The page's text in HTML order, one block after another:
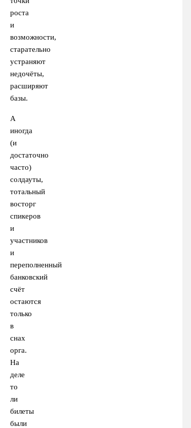
роста
и
возможности,
старательно
устраняют
недочёты,
расширяют
базы.
А
иногда
(и
достаточно
часто)
солдауты,
тотальный
восторг
спикеров
и
участников
и
переполненный
банковский
счёт
остаются
только
в
снах
орга.
На
деле
то
ли
билеты
были